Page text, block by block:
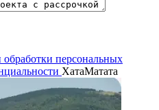
персональных
ХатаМатата